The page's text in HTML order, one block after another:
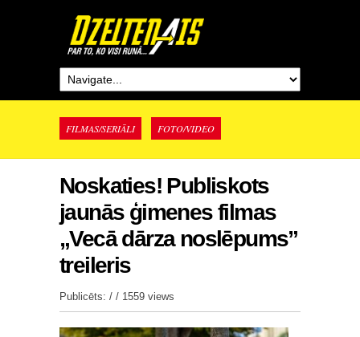
FILMAS/SERIĀLI FOTO/VIDEO
Noskaties! Publiskots
jaunās ģimenes filmas
„Vecā dārza noslēpums”
treileris
Publicēts: / / 1559 views